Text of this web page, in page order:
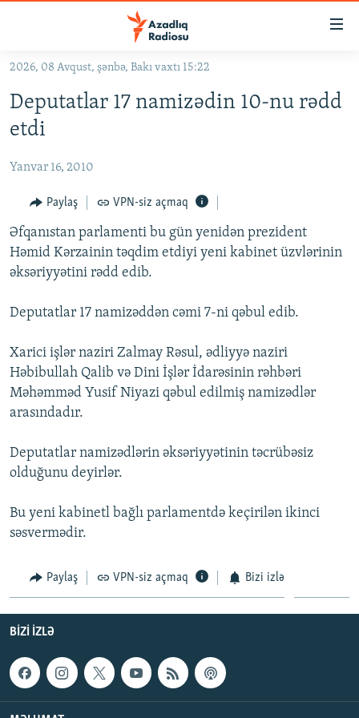
Əsas
qayıt
Əsas
qayıt
#İZAHLA
#ƏSLINDƏ
FƏRQƏ BAX
QANUNI DOĞRU
ARAŞDIRMA
VIDEO
FOTOQALEREYA
İNFOQRAFIKA
KARIKATURA
RADIO ARXIV
OXU ZALI
AZƏRBAYCAN ƏDƏBIYYATI KITABXANASI
İSLAM VƏ DEMOKRATIYA
HAQQIMIZDA
MISSIYAMIZ
PEŞƏ ETIKASI VƏ JURNALISTIKA STANDARTLARIMIZ
AZADLIQRADIOSU MOBIL TELEFONUNUZDA
XƏBƏR BÜLLETENLƏRIMIZ
BIZI IZLƏ
RFE/RL-in bütün saytları
2026, 08 Avqust, şənbə, Bakı vaxtı 15:22
Deputatlar 17 namizədin 10-nu rədd
etdi
Yanvar 16, 2010
Paylaş VPN-siz açmaq
Əfqanıstan parlamenti bu gün yenidən prezident
Həmid Kərzainin təqdim etdiyi yeni kabinet üzvlərinin
əksəriyyətini rədd edib.
Deputatlar 17 namizəddən cəmi 7-ni qəbul edib.
Xarici işlər naziri Zalmay Rəsul, ədliyyə naziri
Həbibullah Qalib və Dini İşlər İdarəsinin rəhbəri
Məhəmməd Yusif Niyazi qəbul edilmiş namizədlər
arasındadır.
Deputatlar namizədlərin əksəriyyətinin təcrübəsiz
olduğunu deyirlər.
Bu yeni kabinetl bağlı parlamentdə keçirilən ikinci
səsvermədir.
Paylaş VPN-siz açmaq Bizi izlə
BIZI IZLƏ